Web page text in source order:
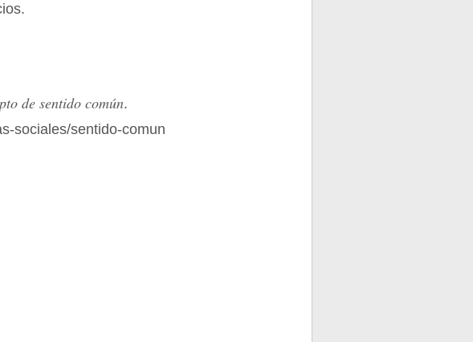
de sentido común.
sociales/sentido-comun